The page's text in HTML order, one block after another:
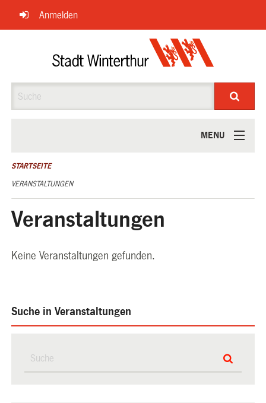
Navigation
überspringen
Anmelden
MENU
ÜBER UNS
STARTSEITE
VERANSTALTUNGEN
Veranstaltungen
Keine Veranstaltungen gefunden.
Suche in Veranstaltungen